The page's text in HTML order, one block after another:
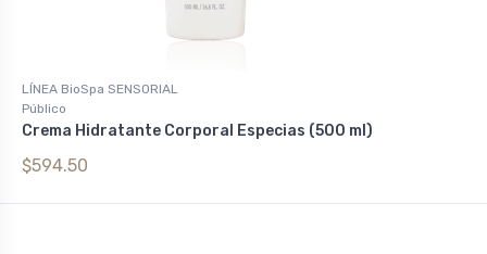
LÍNEA BioSpa SENSORIAL
Público
Crema Hidratante Corporal Especias (500 ml)
$594.50